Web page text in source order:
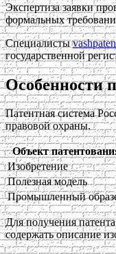
Экспертиза заявки
формальных
Специалисты
государственной
Особенности
Патентная система
правовой охраны.
Объект
Изобретение
Полезная модель
Промышленный
Для получения
содержать описание